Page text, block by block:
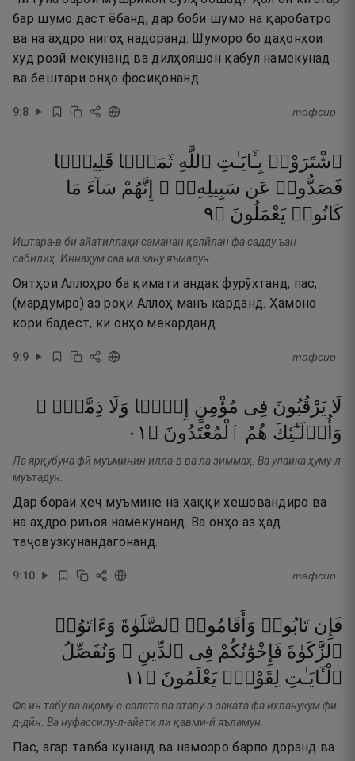
бар шумо даст ёбанд, дар боби шумо на қаробатро
ва на аҳдро нигоҳ надоранд. Шуморо бо даҳонҳои
худ розӣ мекунанд ва дилҳояшон қабул намекунад
ва бештари онҳо фосиқонанд.
9:8 тафсир
ٱشْتَرَوْا۟ بِـَٔايَـٰتِ ٱللَّهِ ثَمَنًۭا قَلِيلًۭا
فَصَدُّوا۟ عَن سَبِيلِهِۦٓ ۚ إِنَّهُمْ سَآءَ مَا
كَانُوا۟ يَعْمَلُونَ ۝٩
Иштара-в би айатиллаҳи саманан қалӣлан фа садду ъан
сабӣлиҳ. Иннаҳум саа ма кану яъмалун.
Оятҳои Аллоҳро ба қимати андак фурӯхтанд, пас,
(мардумро) аз роҳи Аллоҳ манъ карданд. Ҳамоно
кори бадест, ки онҳо мекарданд.
9:9 тафсир
لَا يَرْقُبُونَ فِى مُؤْمِنٍ إِلًّۭا وَلَا ذِمَّةًۭ ۚ
وَأُو۟لَـٰٓئِكَ هُمُ ٱلْمُعْتَدُونَ ۝ ١٠
Ла ярқубуна фӣ муъминин илла-в ва ла зиммаҳ. Ва улаика ҳуму-л
муътадун.
Дар бораи ҳеҷ муъмине на ҳаққи хешовандиро ва
на аҳдро риъоя намекунанд. Ва онҳо аз ҳад
таҷовузкунандагонанд.
9:10 тафсир
فَإِن تَابُوا۟ وَأَقَامُوا۟ ٱلصَّلَوٰةَ وَءَاتَوُا۟
ٱلزَّكَوٰةَ فَإِخْوَٰنُكُمْ فِى ٱلدِّينِ ۗ وَنُفَصِّلُ
ٱلْـَٔايَـٰتِ لِقَوْمٍۢ يَعْلَمُونَ ۝ ١١
Фа ин табу ва ақому-с-салата ва атаву-з-заката фа ихванукум фи-
д-дӣн. Ва нуфассилу-л-айати ли қавми-й яъламун.
Пас, агар тавба кунанд ва намозро барпо доранд ва